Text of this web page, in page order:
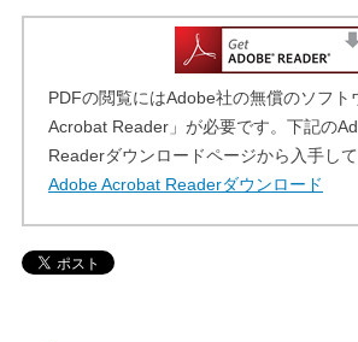
PDFの閲覧にはAdobe社の無償のソフト
Acrobat Reader」が必要です。下記の
Readerダウンロードページから入手して
Adobe Acrobat Readerダウンロード